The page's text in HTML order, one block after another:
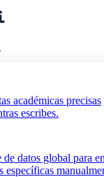
académicas precisas
escribes.
de datos global para
específicas